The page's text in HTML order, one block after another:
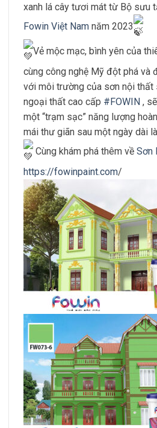
xanh lá cây tươi mát từ Bộ sưu
Fowin Việt Nam năm 2023
Vẻ mộc mạc, bình yên của
cùng công nghệ Mỹ đột phá và
với môi trường của sơn nội thất
ngoại thất cao cấp #FOWIN ,
một “trạm sạc” năng lượng
mái thư giãn sau một ngày dài
Cùng khám phá thêm về Sơn
https://fowinpaint.com/